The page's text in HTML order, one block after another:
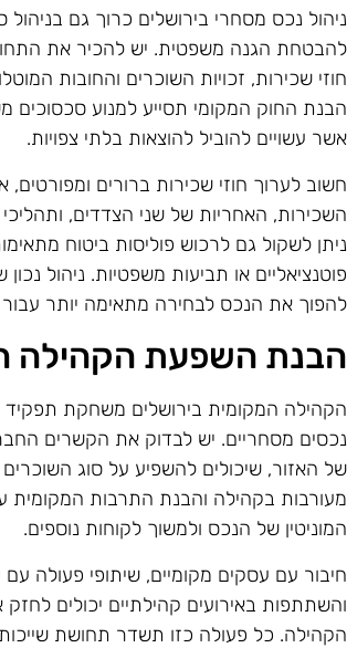
נכס מסחרי בירושלים כרוך גם בניהול
הגנה משפטית. יש להכיר את
שכירות, זכויות השוכרים והחובות
החוק המקומי תסייע למנוע סכסוכים
עשויים להוביל להוצאות בלתי צפויות.
לערוך חוזי שכירות ברורים ומפורטים,
האחריות של שני הצדדים, ותהליכי
לשקול גם לרכוש פוליסות ביטוח
או תביעות משפטיות. ניהול נכון
את הנכס לבחירה מתאימה יותר עבור
השפעת הקהילה
המקומית בירושלים משחקת
מסחריים. יש לבדוק את הקשרים
האזור, שיכולים להשפיע על סוג השוכרים
בקהילה והבנת התרבות המקומית
של הנכס ולמשוך לקוחות נוספים.
עם עסקים מקומיים, שיתופי פעולה עם
באירועים קהילתיים יכולים
כל פעולה כזו תשדר תחושת